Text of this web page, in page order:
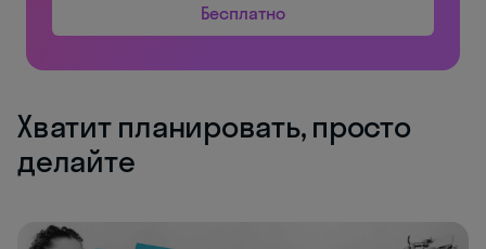
Бесплатно
Хватит планировать, просто
делайте